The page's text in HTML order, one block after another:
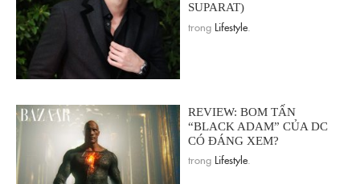
SUPARAT)
trong Lifestyle
REVIEW: BOM TẤN
“BLACK ADAM” CỦA DC
CÓ ĐÁNG XEM?
trong Lifestyle